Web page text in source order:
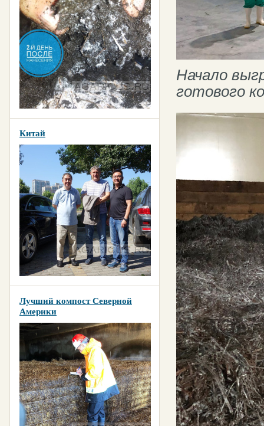
Китай
Лучший компост Северной
Америки
Начало
готового